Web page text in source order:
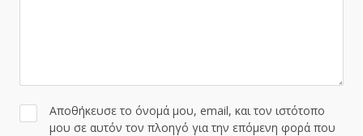
Αποθήκευσε το όνομά μου, email, και τον ιστότοπο
μου σε αυτόν τον πλοηγό για την επόμενη φορά που